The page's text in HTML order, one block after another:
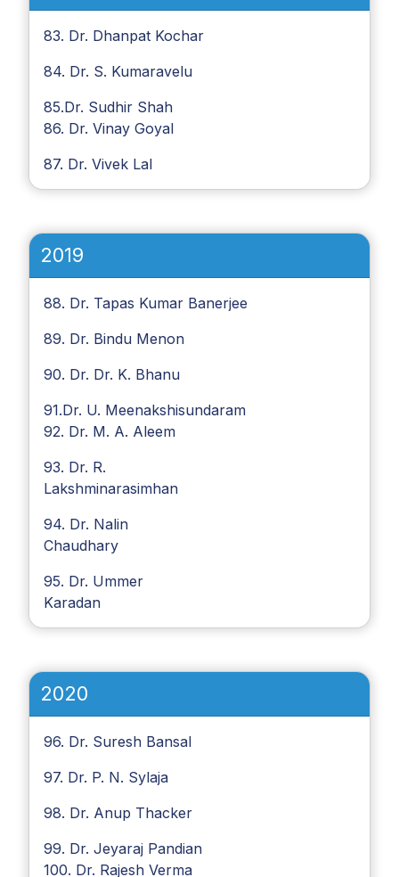
83. Dr. Dhanpat Kochar
84. Dr. S. Kumaravelu
85.Dr. Sudhir Shah
86. Dr. Vinay Goyal
87. Dr. Vivek Lal
2019
88. Dr. Tapas Kumar Banerjee
89. Dr. Bindu Menon
90. Dr. Dr. K. Bhanu
91.Dr. U. Meenakshisundaram
92. Dr. M. A. Aleem
93. Dr. R.
Lakshminarasimhan
94. Dr. Nalin
Chaudhary
95. Dr. Ummer
Karadan
2020
96. Dr. Suresh Bansal
97. Dr. P. N. Sylaja
98. Dr. Anup Thacker
99. Dr. Jeyaraj Pandian
100. Dr. Rajesh Verma